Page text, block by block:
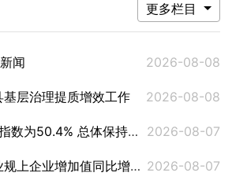
更多栏目
闻 2026-08-08
层治理提质增效工作 2026-08-08
7月中国物流业景气指数为50.4% 总体保持扩张 2026-08-07
上半年我国机械工业规上企业增加值同比增长6.4% 2026-08-07